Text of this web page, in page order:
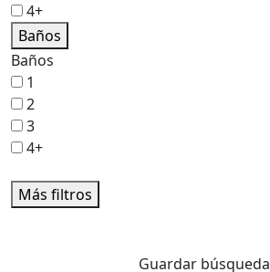
4+
Baños
Baños
1
2
3
4+
Más filtros
Guardar búsqueda